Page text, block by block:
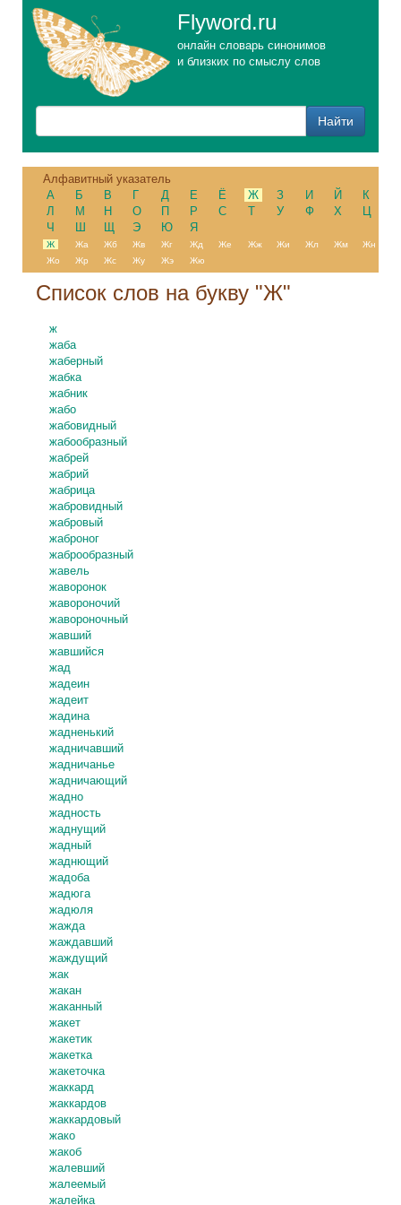
Flyword.ru
онлайн словарь синонимов
и близких по смыслу слов
Алфавитный указатель
А
Б В Г Д Е Ё Ж З И Й
К
Л
М Н О П Р С Т У Ф Х
Ц
Ч
Ш Щ Э Ю Я
Ж Жа Жб Жв Жг Жд Же Жж Жи Жл Жм
Жн
Жо
Жр Жс Жу Жэ Жю
Cписок слов на букву "Ж"
ж
жаба
жаберный
жабка
жабник
жабо
жабовидный
жабообразный
жабрей
жабрий
жабрица
жабровидный
жабровый
жаброног
жаброобразный
жавель
жаворонок
жавороночий
жавороночный
жавший
жавшийся
жад
жадеин
жадеит
жадина
жадненький
жадничавший
жадничанье
жадничающий
жадно
жадность
жаднущий
жадный
жаднющий
жадоба
жадюга
жадюля
жажда
жаждавший
жаждущий
жак
жакан
жаканный
жакет
жакетик
жакетка
жакеточка
жаккард
жаккардов
жаккардовый
жако
жакоб
жалевший
жалеемый
жалейка